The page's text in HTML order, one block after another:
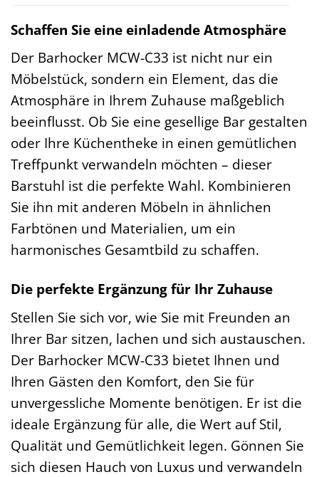
Schaffen Sie eine einladende Atmosphäre
Der Barhocker MCW-C33 ist nicht nur ein
Möbelstück, sondern ein Element, das die
Atmosphäre in Ihrem Zuhause maßgeblich
beeinflusst. Ob Sie eine gesellige Bar gestalten
oder Ihre Küchentheke in einen gemütlichen
Treffpunkt verwandeln möchten – dieser
Barstuhl ist die perfekte Wahl. Kombinieren
Sie ihn mit anderen Möbeln in ähnlichen
Farbtönen und Materialien, um ein
harmonisches Gesamtbild zu schaffen.
Die perfekte Ergänzung für Ihr Zuhause
Stellen Sie sich vor, wie Sie mit Freunden an
Ihrer Bar sitzen, lachen und sich austauschen.
Der Barhocker MCW-C33 bietet Ihnen und
Ihren Gästen den Komfort, den Sie für
unvergessliche Momente benötigen. Er ist die
ideale Ergänzung für alle, die Wert auf Stil,
Qualität und Gemütlichkeit legen. Gönnen Sie
sich diesen Hauch von Luxus und verwandeln